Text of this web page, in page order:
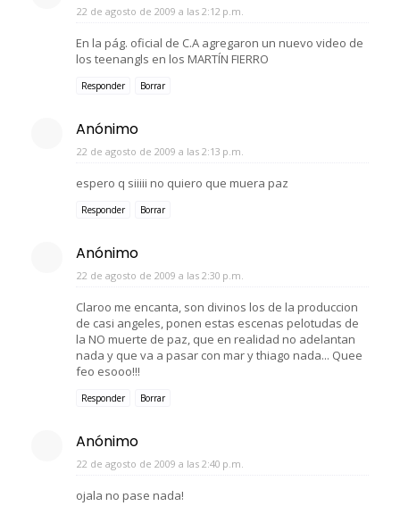
22 de agosto de 2009 a las 2:12 p.m.
En la pág. oficial de C.A agregaron un nuevo video de
los teenangls en los MARTÍN FIERRO
Responder Borrar
Anónimo
22 de agosto de 2009 a las 2:13 p.m.
espero q siiiii no quiero que muera paz
Responder Borrar
Anónimo
22 de agosto de 2009 a las 2:30 p.m.
Claroo me encanta, son divinos los de la produccion
de casi angeles, ponen estas escenas pelotudas de
la NO muerte de paz, que en realidad no adelantan
nada y que va a pasar con mar y thiago nada... Quee
feo esooo!!!
Responder Borrar
Anónimo
22 de agosto de 2009 a las 2:40 p.m.
ojala no pase nada!